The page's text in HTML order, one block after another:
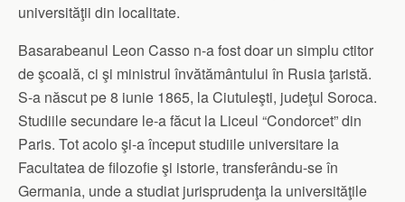
universităţii din localitate.
Basarabeanul Leon Casso n-a fost doar un simplu ctitor
de şcoală, ci şi ministrul învătământului în Rusia ţaristă.
S-a născut pe 8 iunie 1865, la Ciutuleşti, judeţul Soroca.
Studiile secundare le-a făcut la Liceul “Condorcet” din
Paris. Tot acolo şi-a început studiile universitare la
Facultatea de filozofie şi istorie, transferându-se în
Germania, unde a studiat jurisprudenţa la universităţile